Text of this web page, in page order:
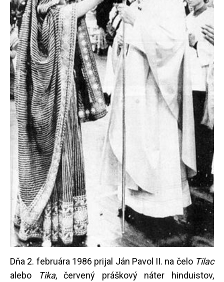
Dňa 2. februára 1986 prijal Ján Pavol II. na čelo Tilac
alebo
Tika, červený práškový náter hinduistov,